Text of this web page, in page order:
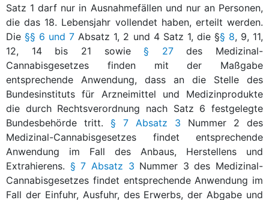
Satz 1 darf nur in Ausnahmefällen und nur an Personen,
die das 18. Lebensjahr vollendet haben, erteilt werden.
Die§§ 6 und 7 Absatz 1, 2 und 4 Satz 1, die §§ 8, 9, 11,
12, 14 bis 21 sowie§ 27des Medizinal-
Cannabisgesetzes finden mit der Maßgabe
entsprechende Anwendung, dass an die Stelle des
Bundesinstituts für Arzneimittel und Medizinprodukte
die durch Rechtsverordnung nach Satz 6 festgelegte
Bundesbehörde tritt. § 7 Absatz 3 Nummer 2 des
Medizinal-Cannabisgesetzes findet entsprechende
Anwendung im Fall des Anbaus, Herstellens und
Extrahierens. § 7 Absatz 3 Nummer 3 des Medizinal-
Cannabisgesetzes findet entsprechende Anwendung im
Fall der Einfuhr, Ausfuhr, des Erwerbs, der Abgabe und